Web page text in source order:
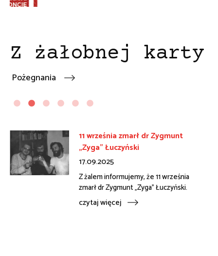
Z żałobnej karty
Pożegnania
11 września zmarł dr Zygmunt
„Zyga" Łuczyński
17.09.2025
Z żalem informujemy, że 11 września
zmarł dr Zygmunt „Zyga" Łuczyński.
czytaj więcej